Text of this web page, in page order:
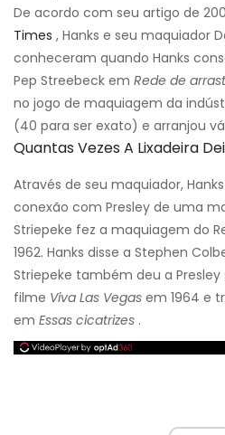
De acordo com seu artigo de
Times , Hanks e seu maquiador
conheceram quando Hanks
Pep Streebeck em Rede de
no jogo de maquiagem da
(40 para ser exato) e arranjou
Quantas Vezes A Lixadeira
Através de seu maquiador,
conexão com Presley de uma
Striepeke fez a maquiagem do
1962. Hanks disse a Stephen
Striepeke também deu a
filme Viva Las Vegas em 1964 e
em Essas cicatrizes .